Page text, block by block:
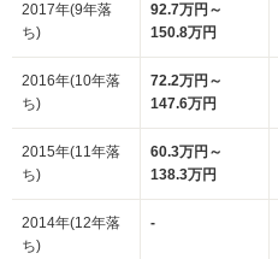
2017年(9年落
ち)
92.7万円～
150.8万円
2016年(10年落
ち)
72.2万円～
147.6万円
2015年(11年落
ち)
60.3万円～
138.3万円
2014年(12年落
ち)
-